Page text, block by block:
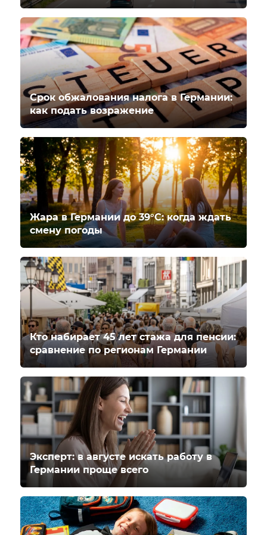
Срок обжалования налога в Германии:
как подать возражение
Жара в Германии до 39°C: когда ждать
смену погоды
Кто набирает 45 лет стажа для пенсии:
сравнение по регионам Германии
Эксперт: в августе искать работу в
Германии проще всего